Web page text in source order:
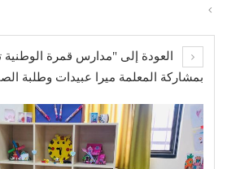
العودة إلى "مدارس قمرة الوطنية
بمشاركة المعلمة ميرا عبيدات وطلبة